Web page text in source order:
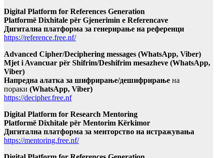
Digital Platform for References Generation
Platformë Dixhitale për Gjenerimin e Referencave
Дигитална платформа за генерирање на референци
https://reference.free.nf/
Advanced Cipher/Deciphering messages (WhatsApp, Viber)
Mjet i Avancuar për Shifrim/Deshifrim mesazheve (WhatsApp,
Viber)
Напредна алатка за шифрирање/дешифрирање на
пораки (WhatsApp, Viber)
https://decipher.free.nf
Digital Platform for Research Mentoring
Platformë Dixhitale për Mentorim Kërkimor
Дигитална платформа за менторство на истражувања
https://mentoring.free.nf/